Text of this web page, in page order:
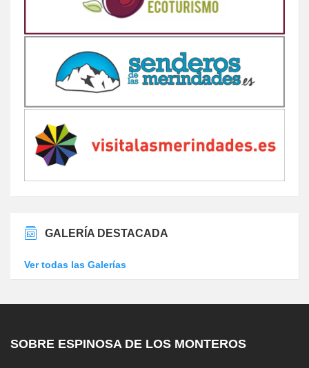
GALERÍA DESTACADA
Ver todas las Galerías
SOBRE ESPINOSA DE LOS MONTEROS